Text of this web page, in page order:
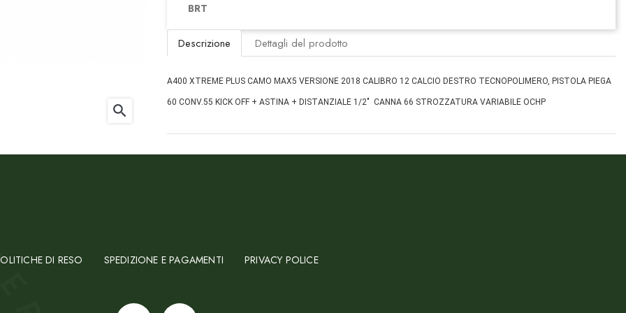
search
BRT
Descrizione Dettagli del prodotto
A400 XTREME PLUS CAMO MAX5 VERSIONE 2018 CALIBRO 12 CALCIO DESTRO TECNOPOLIMERO, PISTOLA PIEGA
60 CONV.55 KICK OFF + ASTINA + DISTANZIALE 1/2" CANNA 66 STROZZATURA VARIABILE OCHP
DI RESO SPEDIZIONE E PAGAMENTI PRIVACY POLICE